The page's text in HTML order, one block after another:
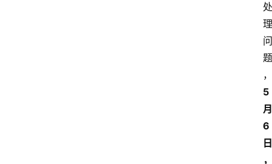
处
理
问
题
，
5
月
6
日
，